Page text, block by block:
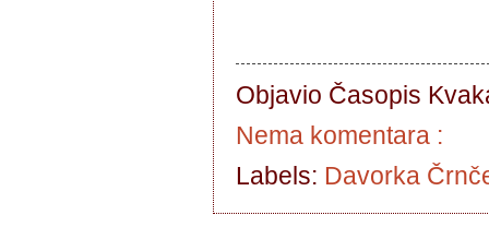
Objavio Časopis
Nema komentara :
Labels: Davorka